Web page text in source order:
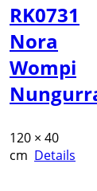
RK0731
Nora
Wompi
120 × 40
cm Details